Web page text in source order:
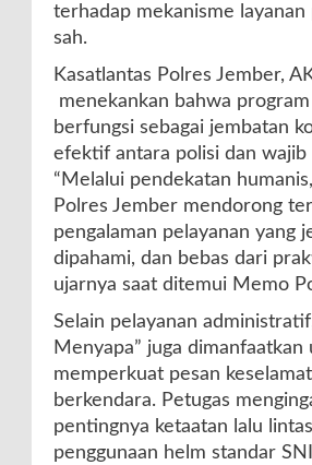
terhadap mekanisme layanan
sah.
Kasatlantas Polres Jember,
menekankan bahwa
berfungsi sebagai jembatan
efektif antara polisi dan wajib
“Melalui pendekatan
Polres Jember mendorong
pengalaman pelayanan yang
dipahami, dan bebas dari
ujarnya saat ditemui Memo
Selain pelayanan
Menyapa” juga dimanfaatkan
memperkuat pesan
berkendara. Petugas
pentingnya ketaatan lalu
penggunaan helm standar